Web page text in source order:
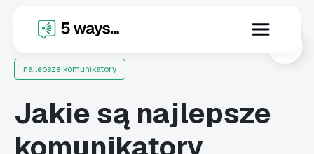
najlepsze komunikatory
Jakie są najlepsze